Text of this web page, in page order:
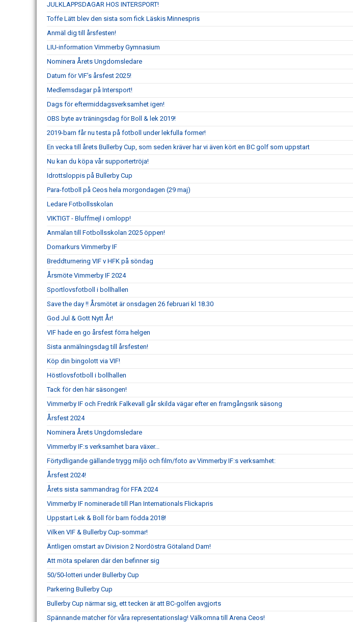
JULKLAPPSDAGAR HOS INTERSPORT!
Toffe Lätt blev den sista som fick Läskis Minnespris
Anmäl dig till årsfesten!
LIU-information Vimmerby Gymnasium
Nominera Årets Ungdomsledare
Datum för VIF’s årsfest 2025!
Medlemsdagar på Intersport!
Dags för eftermiddagsverksamhet igen!
OBS byte av träningsdag för Boll & lek 2019!
2019-barn får nu testa på fotboll under lekfulla former!
En vecka till årets Bullerby Cup, som seden kräver har vi även kört en BC golf som uppstart
Nu kan du köpa vår supportertröja!
Idrottsloppis på Bullerby Cup
Para-fotboll på Ceos hela morgondagen (29 maj)
Ledare Fotbollsskolan
VIKTIGT - Bluffmejl i omlopp!
Anmälan till Fotbollsskolan 2025 öppen!
Domarkurs Vimmerby IF
Breddturnering VIF v HFK på söndag
Årsmöte Vimmerby IF 2024
Sportlovsfotboll i bollhallen
Save the day !! Årsmötet är onsdagen 26 februari kl 18.30
God Jul & Gott Nytt År!
VIF hade en go årsfest förra helgen
Sista anmälningsdag till årsfesten!
Köp din bingolott via VIF!
Höstlovsfotboll i bollhallen
Tack för den här säsongen!
Vimmerby IF och Fredrik Falkevall går skilda vägar efter en framgångsrik säsong
Årsfest 2024
Nominera Årets Ungdomsledare
Vimmerby IF:s verksamhet bara växer...
Förtydligande gällande trygg miljö och film/foto av Vimmerby IF:s verksamhet:
Årsfest 2024!
Årets sista sammandrag för FFA 2024
Vimmerby IF nominerade till Plan Internationals Flickapris
Uppstart Lek & Boll för barn födda 2018!
Vilken VIF & Bullerby Cup-sommar!
Äntligen omstart av Division 2 Nordöstra Götaland Dam!
Att möta spelaren där den befinner sig
50/50-lotteri under Bullerby Cup
Parkering Bullerby Cup
Bullerby Cup närmar sig, ett tecken är att BC-golfen avgjorts
Spännande matcher för våra representationslag! Välkomna till Arena Ceos!